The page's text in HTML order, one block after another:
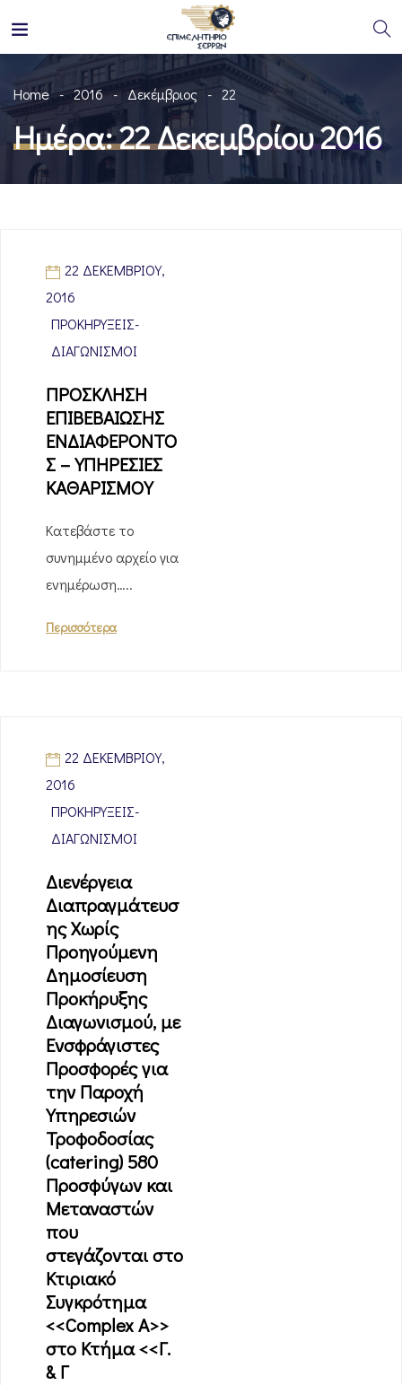
Home 2016 Δεκέμβριος 22
Ημέρα:22 Δεκεμβρίου 2016
22 ΔΕΚΕΜΒΡΊΟΥ,
2016
ΠΡΟΚΗΡΎΞΕΙΣ-
ΔΙΑΓΩΝΙΣΜΟΊ
ΠΡΟΣΚΛΗΣΗ
ΕΠΙΒΕΒΑΙΩΣΗΣ
ΕΝΔΙΑΦΕΡΟΝΤΟ
Σ – ΥΠΗΡΕΣΙΕΣ
ΚΑΘΑΡΙΣΜΟΥ
Κατεβάστε το
συνημμένο αρχείο για
ενημέρωση…..
Περισσότερα
22 ΔΕΚΕΜΒΡΊΟΥ,
2016
ΠΡΟΚΗΡΎΞΕΙΣ-
ΔΙΑΓΩΝΙΣΜΟΊ
Διενέργεια
Διαπραγμάτευσ
ης Χωρίς
Προηγούμενη
Δημοσίευση
Προκήρυξης
Διαγωνισμού, με
Ενσφράγιστες
Προσφορές για
την Παροχή
Υπηρεσιών
Τροφοδοσίας
(catering) 580
Προσφύγων και
Μεταναστών
που
στεγάζονται στο
Κτιριακό
Συγκρότημα
<<Complex A>>
στο Κτήμα <<Γ.
& Γ